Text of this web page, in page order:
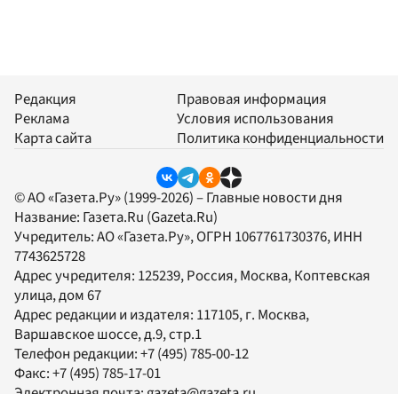
Редакция
Реклама
Карта сайта
Правовая информация
Условия использования
Политика конфиденциальности
© АО «Газета.Ру» (1999-2026) – Главные новости дня
Название: Газета.Ru (Gazeta.Ru)
Учредитель:АО «Газета.Ру», ОГРН 1067761730376, ИНН
7743625728
Адрес учредителя: 125239, Россия, Москва, Коптевская
улица, дом 67
Адрес редакции и издателя: 117105, г. Москва,
Варшавское шоссе, д.9, стр.1
Телефон редакции:+7 (495) 785-00-12
Факс:+7 (495) 785-17-01